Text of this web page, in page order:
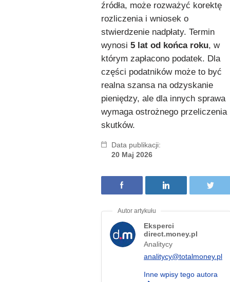
źródła, może rozważyć korektę
rozliczenia i wniosek o
stwierdzenie nadpłaty. Termin
wynosi 5 lat od końca roku, w
którym zapłacono podatek. Dla
części podatników może to być
realna szansa na odzyskanie
pieniędzy, ale dla innych sprawa
wymaga ostrożnego przeliczenia
skutków.
Data publikacji:
20 Maj 2026
Eksperci
direct.money.pl
Analitycy
analitycy@totalmoney.pl
Inne wpisy tego autora